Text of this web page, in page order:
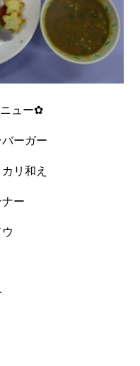
ュー✿
バーガー
リ和え
ナー